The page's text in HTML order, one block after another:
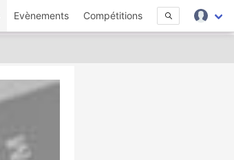
Evènements Compétitions